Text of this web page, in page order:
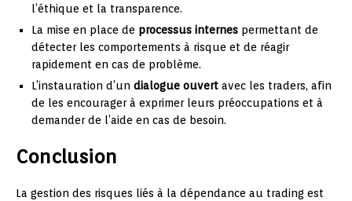
l’éthique et la transparence.
La mise en place de processus internes permettant de
détecter les comportements à risque et de réagir
rapidement en cas de problème.
L’instauration d’un dialogue ouvert avec les traders, afin
de les encourager à exprimer leurs préoccupations et à
demander de l’aide en cas de besoin.
Conclusion
La gestion des risques liés à la dépendance au trading est